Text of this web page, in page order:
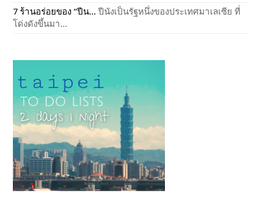
7 ร้านอร่อยของ “ปีน... ปีนังเป็นรัฐหนึ่งของประเทศมาเลเซีย ที่
โด่งดังขึ้นมา...